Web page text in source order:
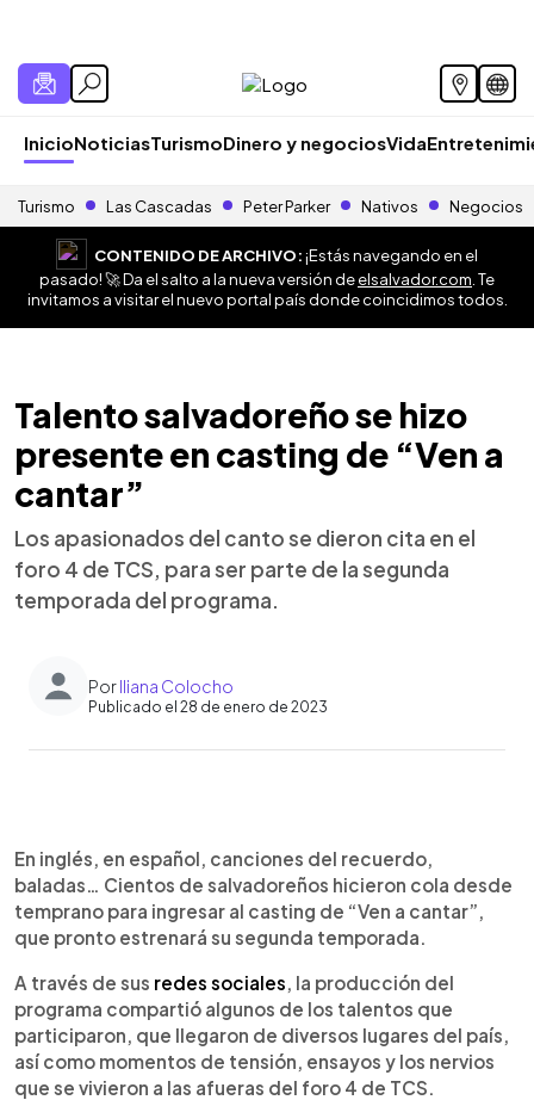
InicioNoticiasTurismoDinero y negociosVida
Turismo Las Cascadas Peter Parker Nativos Negocios
CONTENIDO DE ARCHIVO:¡Estás navegando en el
pasado! 🚀 Da el salto a la nueva versión deelsalvador.com . Te
invitamos a visitar el nuevo portal país donde coincidimos todos.
Talento salvadoreño se hizo
presente en casting de “Ven a
cantar”
Los apasionados del canto se dieron cita en el
foro 4 de TCS, para ser parte de la segunda
temporada del programa.
PorIliana Colocho
Publicado el 28 de enero de 2023
► Escuchar artículo
En inglés, en español, canciones del recuerdo,
baladas… Cientos de salvadoreños hicieron cola desde
temprano para ingresar al casting de “Ven a cantar”,
que pronto estrenará su segunda temporada.
A través de sus redes sociales, la producción del
programa compartió algunos de los talentos que
participaron, que llegaron de diversos lugares del país,
así como momentos de tensión, ensayos y los nervios
que se vivieron a las afueras del foro 4 de TCS.